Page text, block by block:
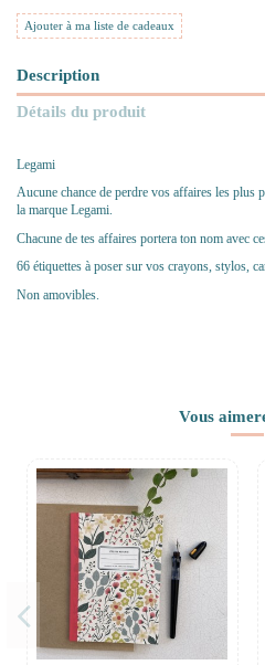
Ajouter à ma liste de cadeaux
Description
Détails du produit
Legami
Aucune chance de perdre vos affaires les plus
la marque Legami.
Chacune de tes affaires portera ton nom avec
66 étiquettes à poser sur vos crayons, stylos,
Non amovibles.
Vous